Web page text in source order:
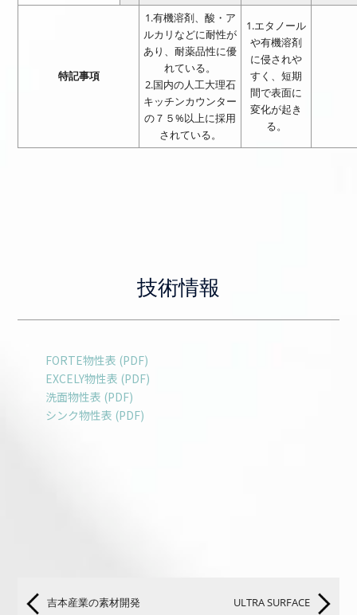
特記事項
1.有機溶剤、酸・ア
ルカリなどに耐性が
あり、耐薬品性に優
れている。
2.国内の人工大理石
キッチンカウンター
の７５%以上に採用
されている。
1.エタノール
や有機溶剤
に侵されや
すく、短期
間で表面に
変化が起き
る。
技術情報
FORTE物性表 (PDF)
EXCELY物性表 (PDF)
洗面物性表 (PDF)
シンク物性表 (PDF)
吉本産業の素材開発 ULTRA SURFACE